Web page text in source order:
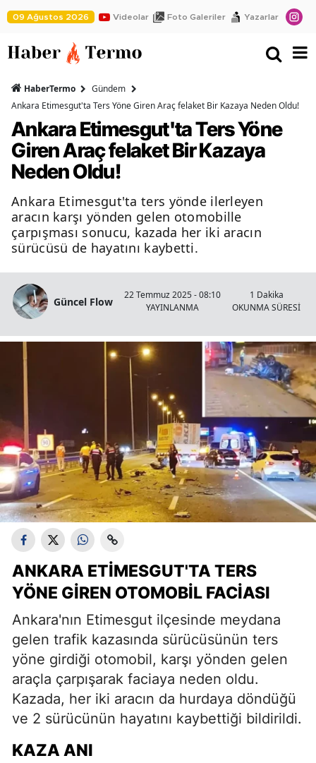
09 Ağustos 2026 Videolar Foto Galeriler Yazarlar
HaberTermo
Gündem
Ankara Etimesgut'ta Ters Yöne Giren Araç felaket Bir Kazaya Neden Oldu!
Ankara Etimesgut'ta Ters Yöne
Giren Araç felaket Bir Kazaya
Neden Oldu!
Ankara Etimesgut'ta ters yönde ilerleyen
aracın karşı yönden gelen otomobille
çarpışması sonucu, kazada her iki aracın
sürücüsü de hayatını kaybetti.
Güncel Flow
22 Temmuz 2025 - 08:10
YAYINLANMA
1 Dakika
OKUNMA SÜRESİ
ANKARA ETIMESGUT'TA TERS
YÖNE GIREN OTOMOBIL FACIASI
Ankara'nın Etimesgut ilçesinde meydana
gelen trafik kazasında sürücüsünün ters
yöne girdiği otomobil, karşı yönden gelen
araçla çarpışarak faciaya neden oldu.
Kazada, her iki aracın da hurdaya döndüğü
ve 2 sürücünün hayatını kaybettiği bildirildi.
KAZA ANI